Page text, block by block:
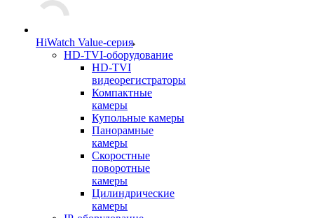
HiWatch Value-серия
HD-TVI-оборудование
HD-TVI
видеорегистраторы
Компактные
камеры
Купольные камеры
Панорамные
камеры
Скоростные
поворотные
камеры
Цилиндрические
камеры